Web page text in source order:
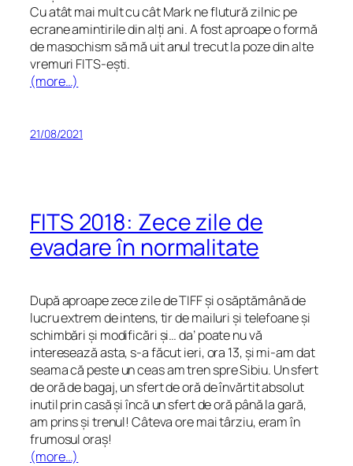
Cu atât mai mult cu cât Mark ne flutură zilnic pe
ecrane amintirile din alți ani. A fost aproape o formă
de masochism să mă uit anul trecut la poze din alte
vremuri FITS-ești.
(more…)
21/08/2021
FITS 2018: Zece zile de
evadare în normalitate
După aproape zece zile de TIFF și o săptămână de
lucru extrem de intens, tir de mailuri și telefoane și
schimbări și modificări și… da’ poate nu vă
interesează asta, s-a făcut ieri, ora 13, și mi-am dat
seama că peste un ceas am tren spre Sibiu. Un sfert
de oră de bagaj, un sfert de oră de învărtit absolut
inutil prin casă și încă un sfert de oră până la gară,
am prins și trenul! Câteva ore mai târziu, eram în
frumosul oraș!
(more…)